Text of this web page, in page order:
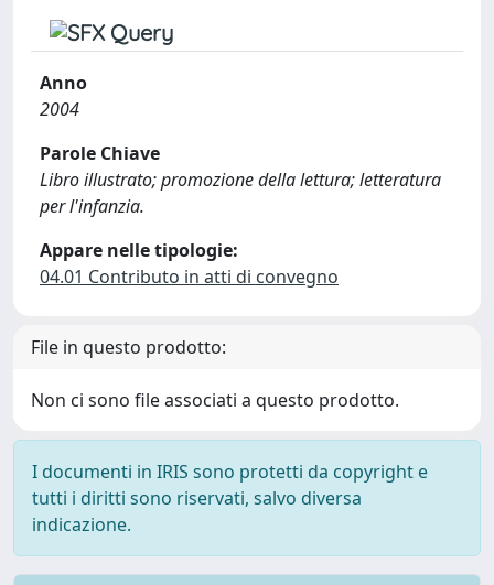
Anno
2004
Parole Chiave
Libro illustrato; promozione della lettura; letteratura
per l'infanzia.
Appare nelle tipologie:
04.01 Contributo in atti di convegno
File in questo prodotto:
Non ci sono file associati a questo prodotto.
I documenti in IRIS sono protetti da copyright e
tutti i diritti sono riservati, salvo diversa
indicazione.